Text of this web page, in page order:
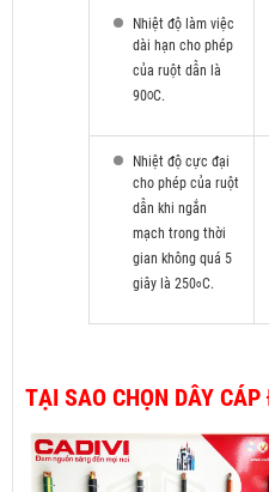
Nhiệt độ làm việc
dài hạn cho phép
của ruột dẫn là
90OC.
Nhiệt độ cực đại
cho phép của ruột
dẫn khi ngắn
mạch trong thời
gian không quá 5
giây là 250oC.
TẠI SAO CHỌN DÂY